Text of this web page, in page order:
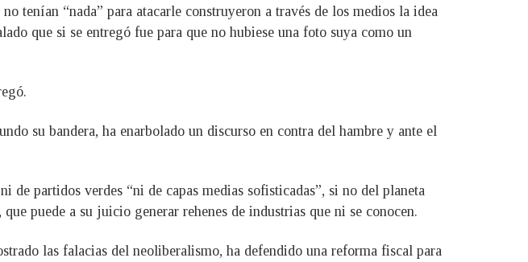
tenían “nada” para atacarle construyeron a través de los medios la idea
que si se entregó fue para que no hubiese una foto suya como un
su bandera, ha enarbolado un discurso en contra del hambre y ante el
partidos verdes “ni de capas medias sofisticadas”, si no del planeta
puede a su juicio generar rehenes de industrias que ni se conocen.
las falacias del neoliberalismo, ha defendido una reforma fiscal para